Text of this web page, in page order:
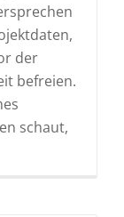
der
befreien.
schaut,